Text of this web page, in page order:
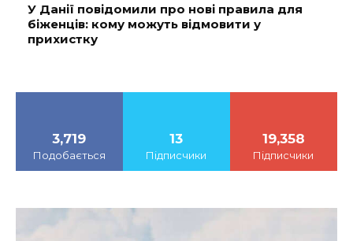
У Данії повідомили про нові правила для
біженців: кому можуть відмовити у
прихистку
3,719
Подобається
13
Підписчики
19,358
Підписчики